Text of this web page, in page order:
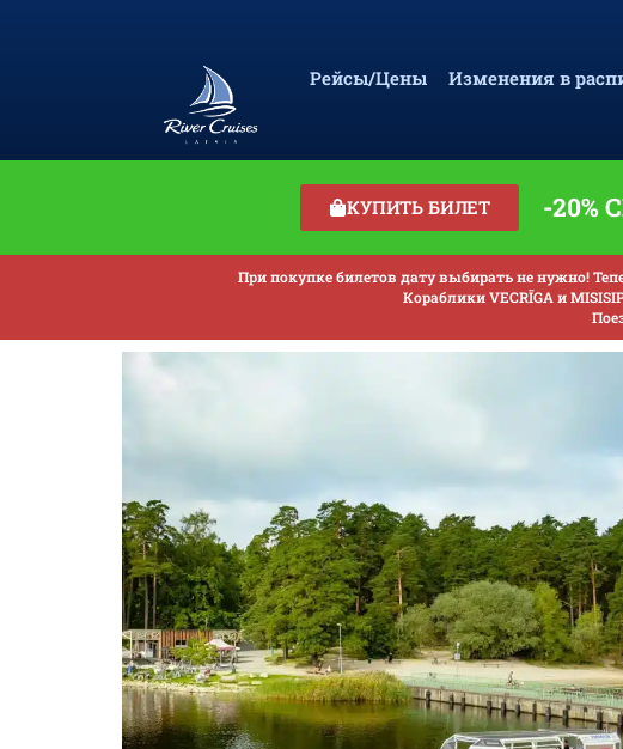
Рейсы/Цены Изменения в
КУПИТЬ БИЛЕТ -
При покупке билетов дату выбирать не нужно!
Кораблики VECRĪGA и